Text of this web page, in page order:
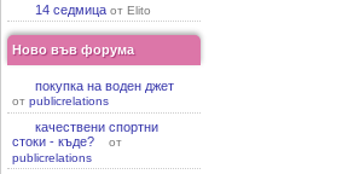
14 седмица от Elito
Ново във форума
покупка на воден джет
отpublicrelations
качествени спортни
стоки - къде?
от
publicrelations